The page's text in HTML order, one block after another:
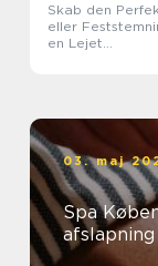
Skab den
eller
en Lejet
03. maj
Spa